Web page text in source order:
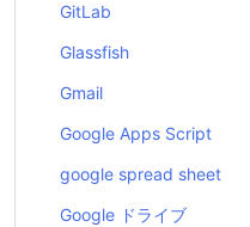
GitLab
Glassfish
Gmail
Google Apps Script
google spread sheet
Google ドライブ